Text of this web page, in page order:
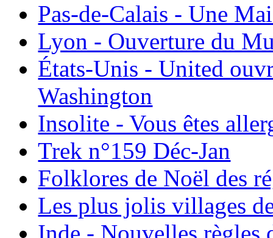
Pas-de-Calais - Une
Lyon - Ouverture du
États-Unis - United
Washington
Insolite - Vous êtes
Trek n°159 Déc-Jan
Folklores de Noël des
Les plus jolis villages
Inde - Nouvelles règles